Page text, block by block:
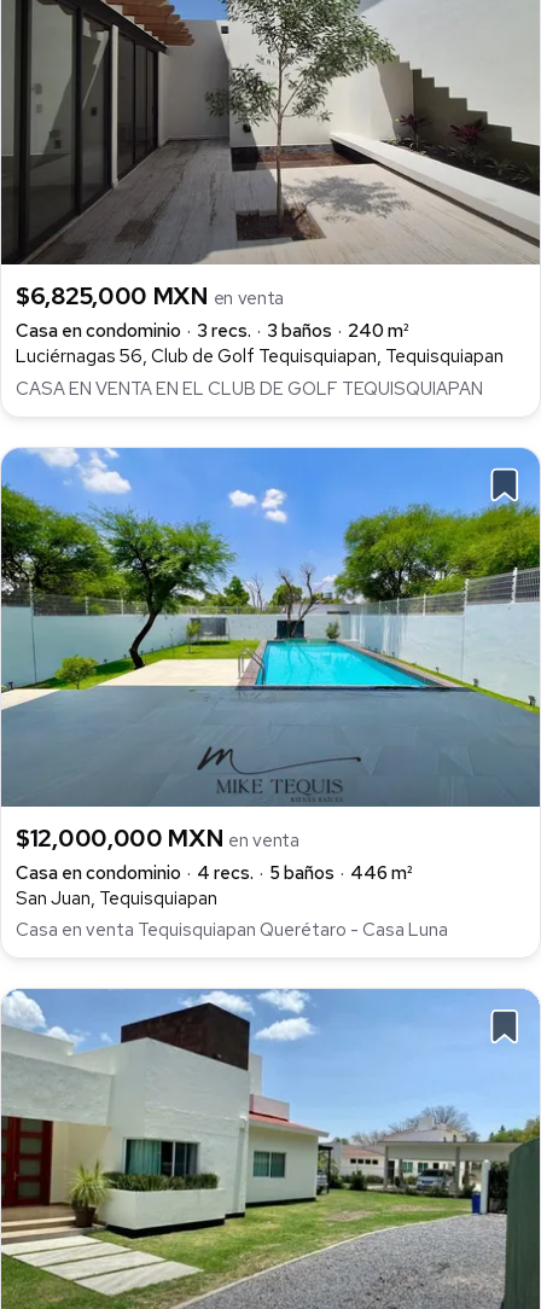
$6,825,000 MXN en venta
Casa en condominio
3 recs. 3 baños
240 m²
Luciérnagas 56, Club de Golf Tequisquiapan, Tequisquiapan
CASA EN VENTA EN EL CLUB DE GOLF TEQUISQUIAPAN
$12,000,000 MXN en venta
Casa en condominio
4 recs. 5 baños
446 m²
San Juan, Tequisquiapan
Casa en venta Tequisquiapan Querétaro - Casa Luna